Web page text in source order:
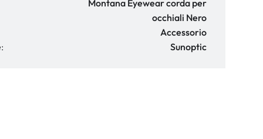
Montana Eyewear corda per
occhiali Nero
Accessorio
Sunoptic